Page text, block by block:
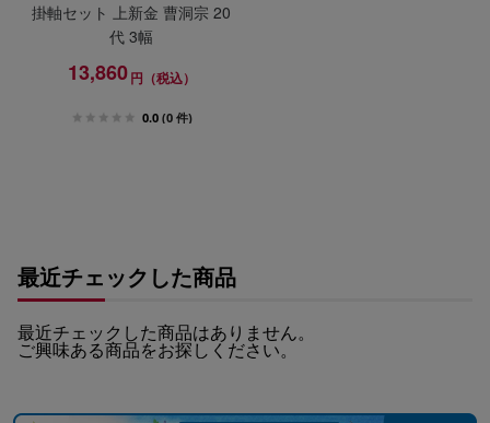
掛軸セット 上新金 曹洞宗 20
代 3幅
13,860円（税込）
0.0 (0 件)
最近チェックした商品
最近チェックした商品はありません。
ご興味ある商品をお探しください。